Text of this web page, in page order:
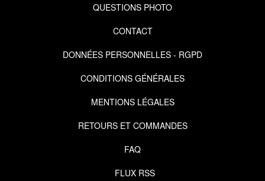
QUESTIONS PHOTO
CONTACT
DONNÉES PERSONNELLES - RGPD
CONDITIONS GÉNÉRALES
MENTIONS LÉGALES
RETOURS ET COMMANDES
FAQ
FLUX RSS